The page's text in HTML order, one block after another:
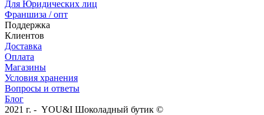
Для Юридических лиц
Франшиза / опт
Поддержка
Клиентов
Доставка
Оплата
Магазины
Условия хранения
Вопросы и ответы
Блог
2021 г. - YOU&I Шоколадный бутик ©